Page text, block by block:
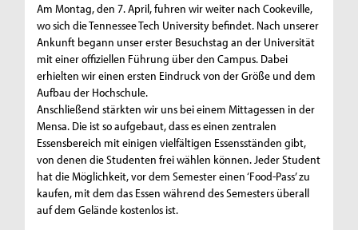
Am Montag, den 7. April, fuhren wir weiter nach Cookeville,
wo sich die Tennessee Tech University befindet. Nach unserer
Ankunft begann unser erster Besuchstag an der Universität
mit einer offiziellen Führung über den Campus. Dabei
erhielten wir einen ersten Eindruck von der Größe und dem
Aufbau der Hochschule.
Anschließend stärkten wir uns bei einem Mittagessen in der
Mensa. Die ist so aufgebaut, dass es einen zentralen
Essensbereich mit einigen vielfältigen Essensständen gibt,
von denen die Studenten frei wählen können. Jeder Student
hat die Möglichkeit, vor dem Semester einen ‘Food-Pass’ zu
kaufen, mit dem das Essen während des Semesters überall
auf dem Gelände kostenlos ist.